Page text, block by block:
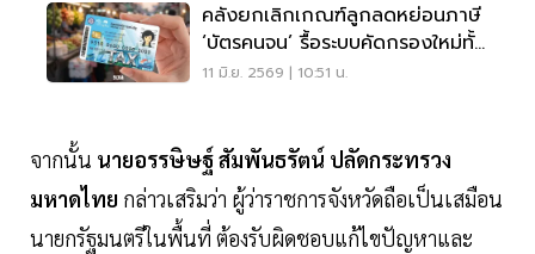
คลังยกเลิกเกณฑ์ลูกลดหย่อนภาษี
‘บัตรคนจน’ รื้อระบบคัดกรองใหม่ทั้ง
ชุด
11 มิ.ย. 2569 | 10:51 น.
จากนั้น นายอรรษิษฐ์ สัมพันธรัตน์ ปลัดกระทรวง
มหาดไทย กล่าวเสริมว่า ผู้ว่าราชการจังหวัดถือเป็นเสมือน
นายกรัฐมนตรีในพื้นที่ ต้องรับผิดชอบแก้ไขปัญหาและ